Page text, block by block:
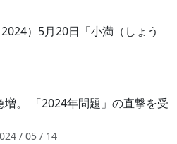
）5月20日「小満（しょう
増。 「2024年問題」の直撃を受
/ 05 / 14